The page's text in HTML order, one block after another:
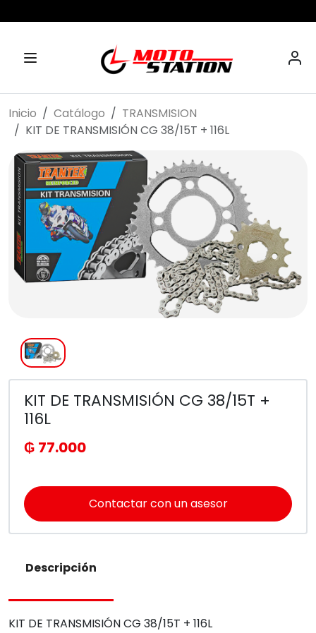
Inicio Catálogo
TRANSMISION
KIT DE TRANSMISIÓN CG 38/15T + 116L
KIT DE TRANSMISIÓN CG 38/15T +
116L
₲ 77.000
Contactar con un asesor
Descripción
KIT DE TRANSMISIÓN CG 38/15T + 116L